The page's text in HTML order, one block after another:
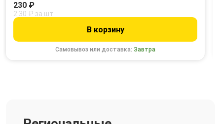
Самовывоз или доставка:Завтра
230 ₽
2.30 ₽ за шт
В корзину